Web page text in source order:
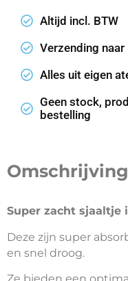
Altijd incl. BTW
Verzending naar
Alles uit eigen
Geen stock,
bestelling
Omschrijving
Super zacht sjaaltje
Deze zijn super
en snel droog.